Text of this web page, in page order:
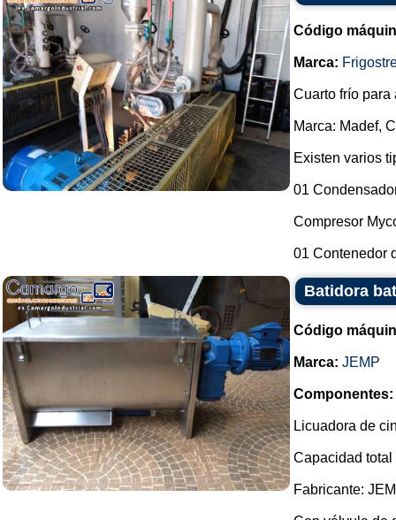
Código
Marca:
Cuarto frío para
Marca: Madef,
Existen varios
01
Compresor
01 Contenedor
Batidora
Código
Marca: JEMP
Componentes:
Licuadora de
Capacidad
Fabricante: